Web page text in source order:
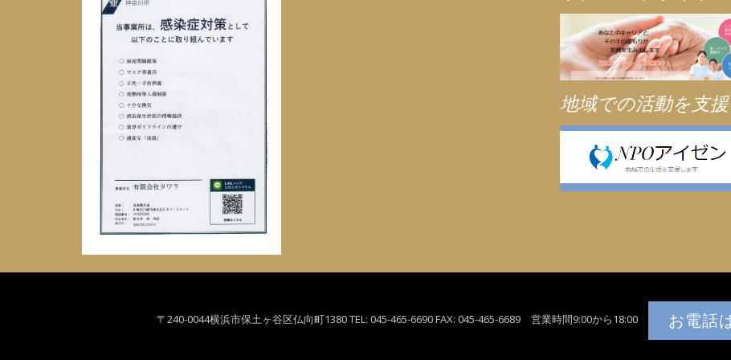
地域での活動を支援
〒240-0044横浜市保土ヶ谷区仏向町1380 TEL: 045-465-6690 FAX: 045-465-6689 営業時間9:00から18:00 お電話